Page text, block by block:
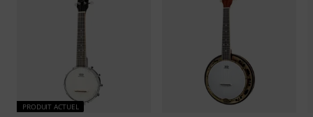
PRODUIT ACTUEL